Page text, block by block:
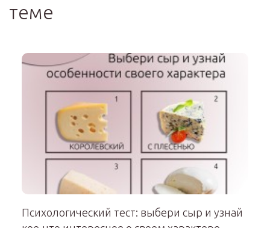
теме
Психологический тест: выбери сыр и узнай